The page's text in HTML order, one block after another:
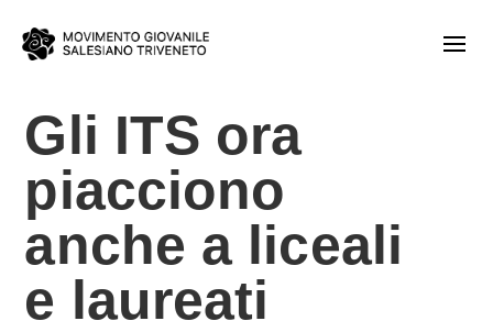
Gli ITS ora
piacciono
anche a liceali
e laureati